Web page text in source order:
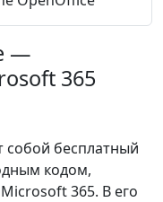
—
365
собой бесплатный
кодом,
365. В его